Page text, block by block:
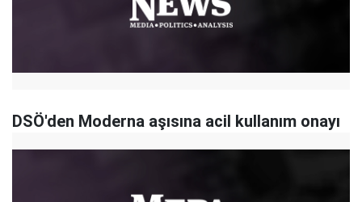
DSÖ'den Moderna aşısına acil kullanım onayı